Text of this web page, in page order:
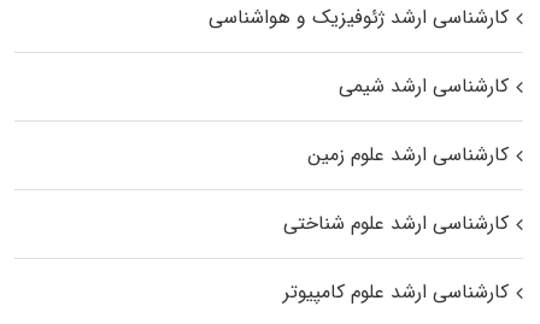
کارشناسی ارشد ژئوفیزیک و هواشناسی
کارشناسی ارشد شیمی
کارشناسی ارشد علوم زمین
کارشناسی ارشد علوم شناختی
کارشناسی ارشد علوم کامپیوتر